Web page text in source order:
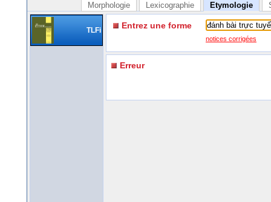
Morphologie Lexicographie Etymologie
TLFi Entrez une forme
notices corrigées
Erreur